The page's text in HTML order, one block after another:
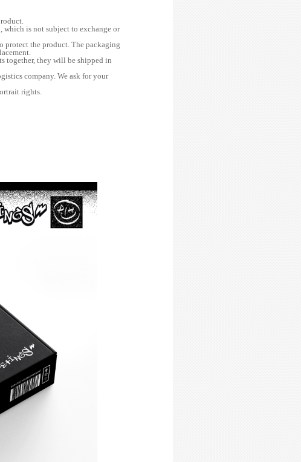
which is not subject to exchange or
protect the product. The packaging
together, they will be shipped in
company. We ask for your
rights.